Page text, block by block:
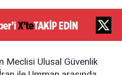
Meclisi Ulusal Güvenlik